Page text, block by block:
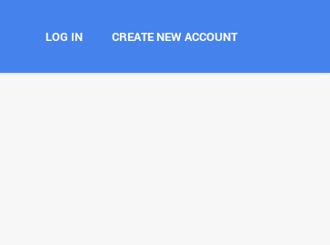
LOG IN CREATE NEW ACCOUNT